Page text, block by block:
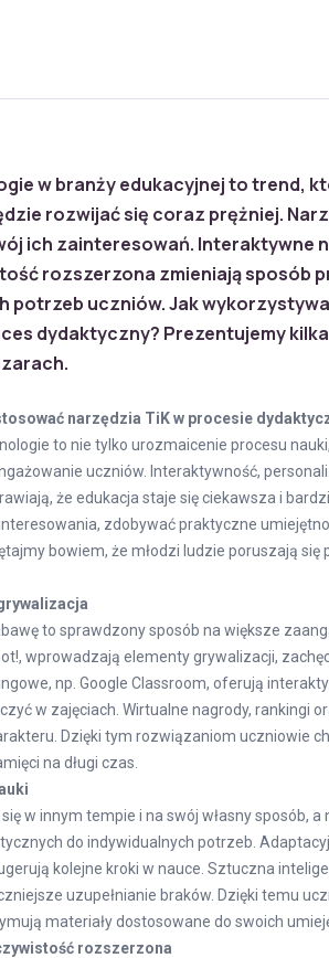
w branży edukacyjnej to trend,
rozwijać się coraz prężniej.
ich zainteresowań. Interaktywne
rozszerzona zmieniają sposób
potrzeb uczniów. Jak
dydaktyczny? Prezentujemy
narzędzia TiK w procesie
to nie tylko urozmaicenie procesu
uczniów. Interaktywność,
że edukacja staje się ciekawsza i
zdobywać praktyczne
bowiem, że młodzi ludzie poruszają
to sprawdzony sposób na większe
wprowadzają elementy grywalizacji,
np. Google Classroom, oferują
w zajęciach. Wirtualne nagrody, rankingi
Dzięki tym rozwiązaniom uczniowie
na długi czas.
w innym tempie i na swój własny sposób,
do indywidualnych potrzeb.
kolejne kroki w nauce. Sztuczna
uzupełnianie braków. Dzięki temu
materiały dostosowane do swoich
rozszerzona